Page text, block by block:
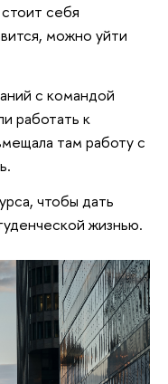
себя
можно уйти
с командой
работать к
там работу с
чтобы дать
жизнью.